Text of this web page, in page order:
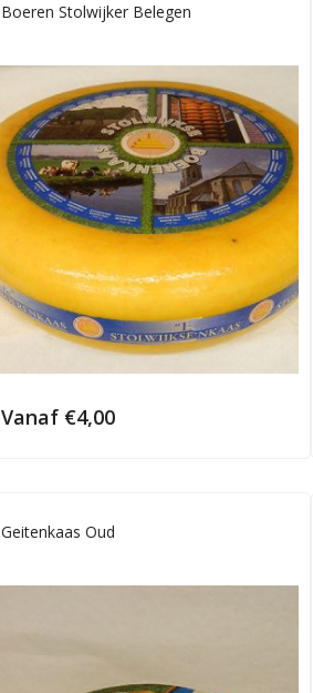
Boeren Stolwijker Belegen
Vanaf €4,00
Geitenkaas Oud